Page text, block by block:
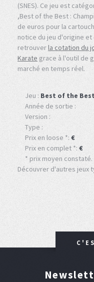
(SNES). Ce jeu est
,Best of the Best :
de euros pour la
notice du jeu d'origine
retrouverla cotation du
Karate grace à l'outil de
marché en temps réel.
Jeu : Best of the
Année de sortie :
Version :
Type :
Prix en loose *: €
Prix en complet *: €
* prix moyen constaté.
Découvrer d'autres jeux